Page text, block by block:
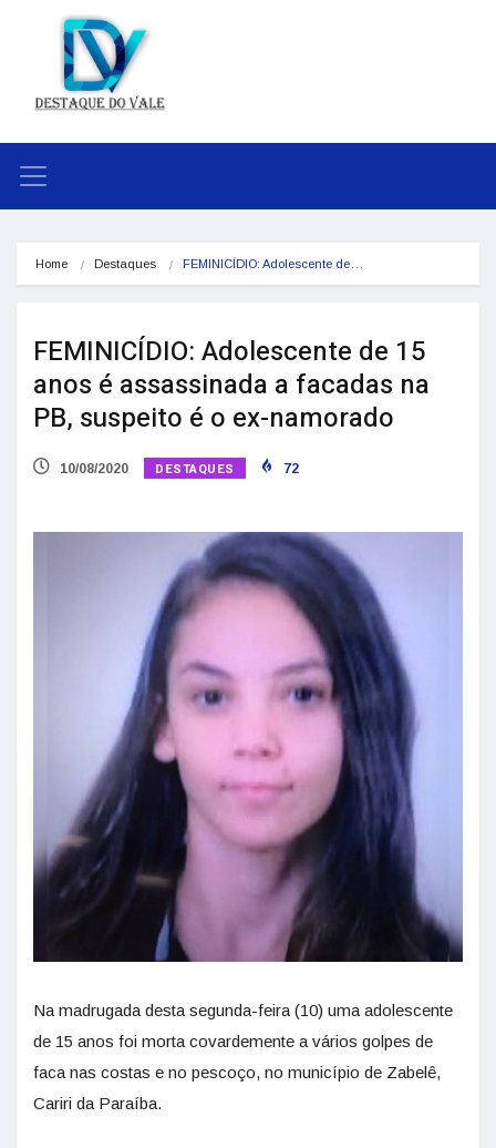
Home Destaques FEMINICÍDIO: Adolescente de…
FEMINICÍDIO: Adolescente de 15
anos é assassinada a facadas na
PB, suspeito é o ex-namorado
10/08/2020 DESTAQUES 72
Na madrugada desta segunda-feira (10) uma adolescente
de 15 anos foi morta covardemente a vários golpes de
faca nas costas e no pescoço, no município de Zabelê,
Cariri da Paraíba.